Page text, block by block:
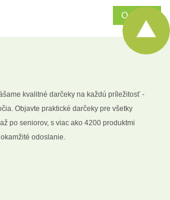
Odoslať
kvalitné darčeky na každú príležitosť -
Objavte praktické darčeky pre všetky
po seniorov, s viac ako 4200 produktmi
odoslanie.